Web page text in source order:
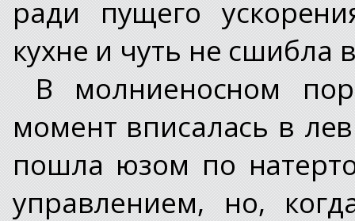
ради пущего
кухне и чуть не сшибла
В молниеносном
момент вписалась в
пошла юзом по
управлением, но,